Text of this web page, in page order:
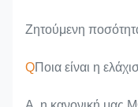
Ζητούμενη
QΠοια είναι η